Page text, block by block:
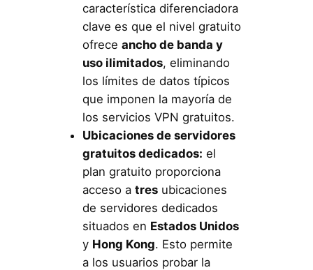
característica diferenciadora
clave es que el nivel gratuito
ofrece ancho de banda y
uso ilimitados, eliminando
los límites de datos típicos
que imponen la mayoría de
los servicios VPN gratuitos.
Ubicaciones de servidores
gratuitos dedicados: el
plan gratuito proporciona
acceso a tresubicaciones
de servidores dedicados
situados en Estados Unidos
y Hong Kong. Esto permite
a los usuarios probar la